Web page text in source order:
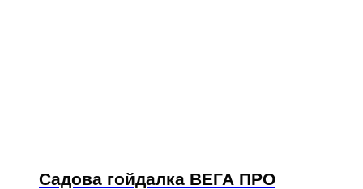
Садова гойдалка ВЕГА ПРО